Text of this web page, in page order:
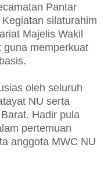
Pantar
silaturahim
Majelis Wakil
guna memperkuat
oleh seluruh
NU serta
Hadir pula
pertemuan
anggota MWC NU